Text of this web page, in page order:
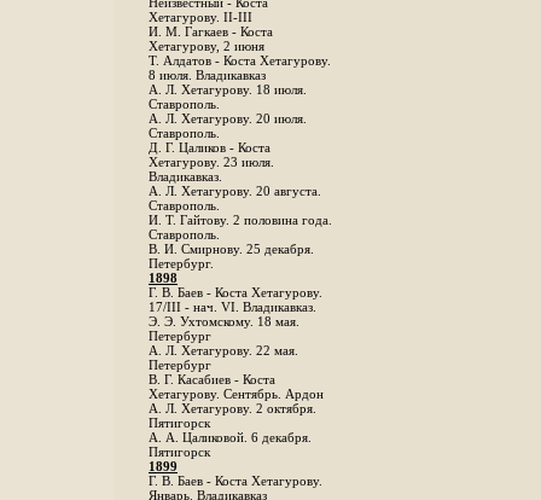
Неизвестный - Коста
Хетагурову. II-III
И. М. Гагкаев - Коста
Хетагурову, 2 июня
Т. Алдатов - Коста Хетагурову.
8 июля. Владикавказ
А. Л. Хетагурову. 18 июля.
Ставрополь.
А. Л. Хетагурову. 20 июля.
Ставрополь.
Д. Г. Цаликов - Коста
Хетагурову. 23 июля.
Владикавказ.
А. Л. Хетагурову. 20 августа.
Ставрополь.
И. Т. Гайтову. 2 половина года.
Ставрополь.
В. И. Смирнову. 25 декабря.
Петербург.
1898
Г. В. Баев - Коста Хетагурову.
17/III - нач. VI. Владикавказ.
Э. Э. Ухтомскому. 18 мая.
Петербург
A. Л. Хетагурову. 22 мая.
Петербург
B. Г. Касабиев - Коста
Хетагурову. Сентябрь. Ардон
А. Л. Хетагурову. 2 октября.
Пятигорск
А. А. Цаликовой. 6 декабря.
Пятигорск
1899
Г. В. Баев - Коста Хетагурову.
Январь. Владикавказ